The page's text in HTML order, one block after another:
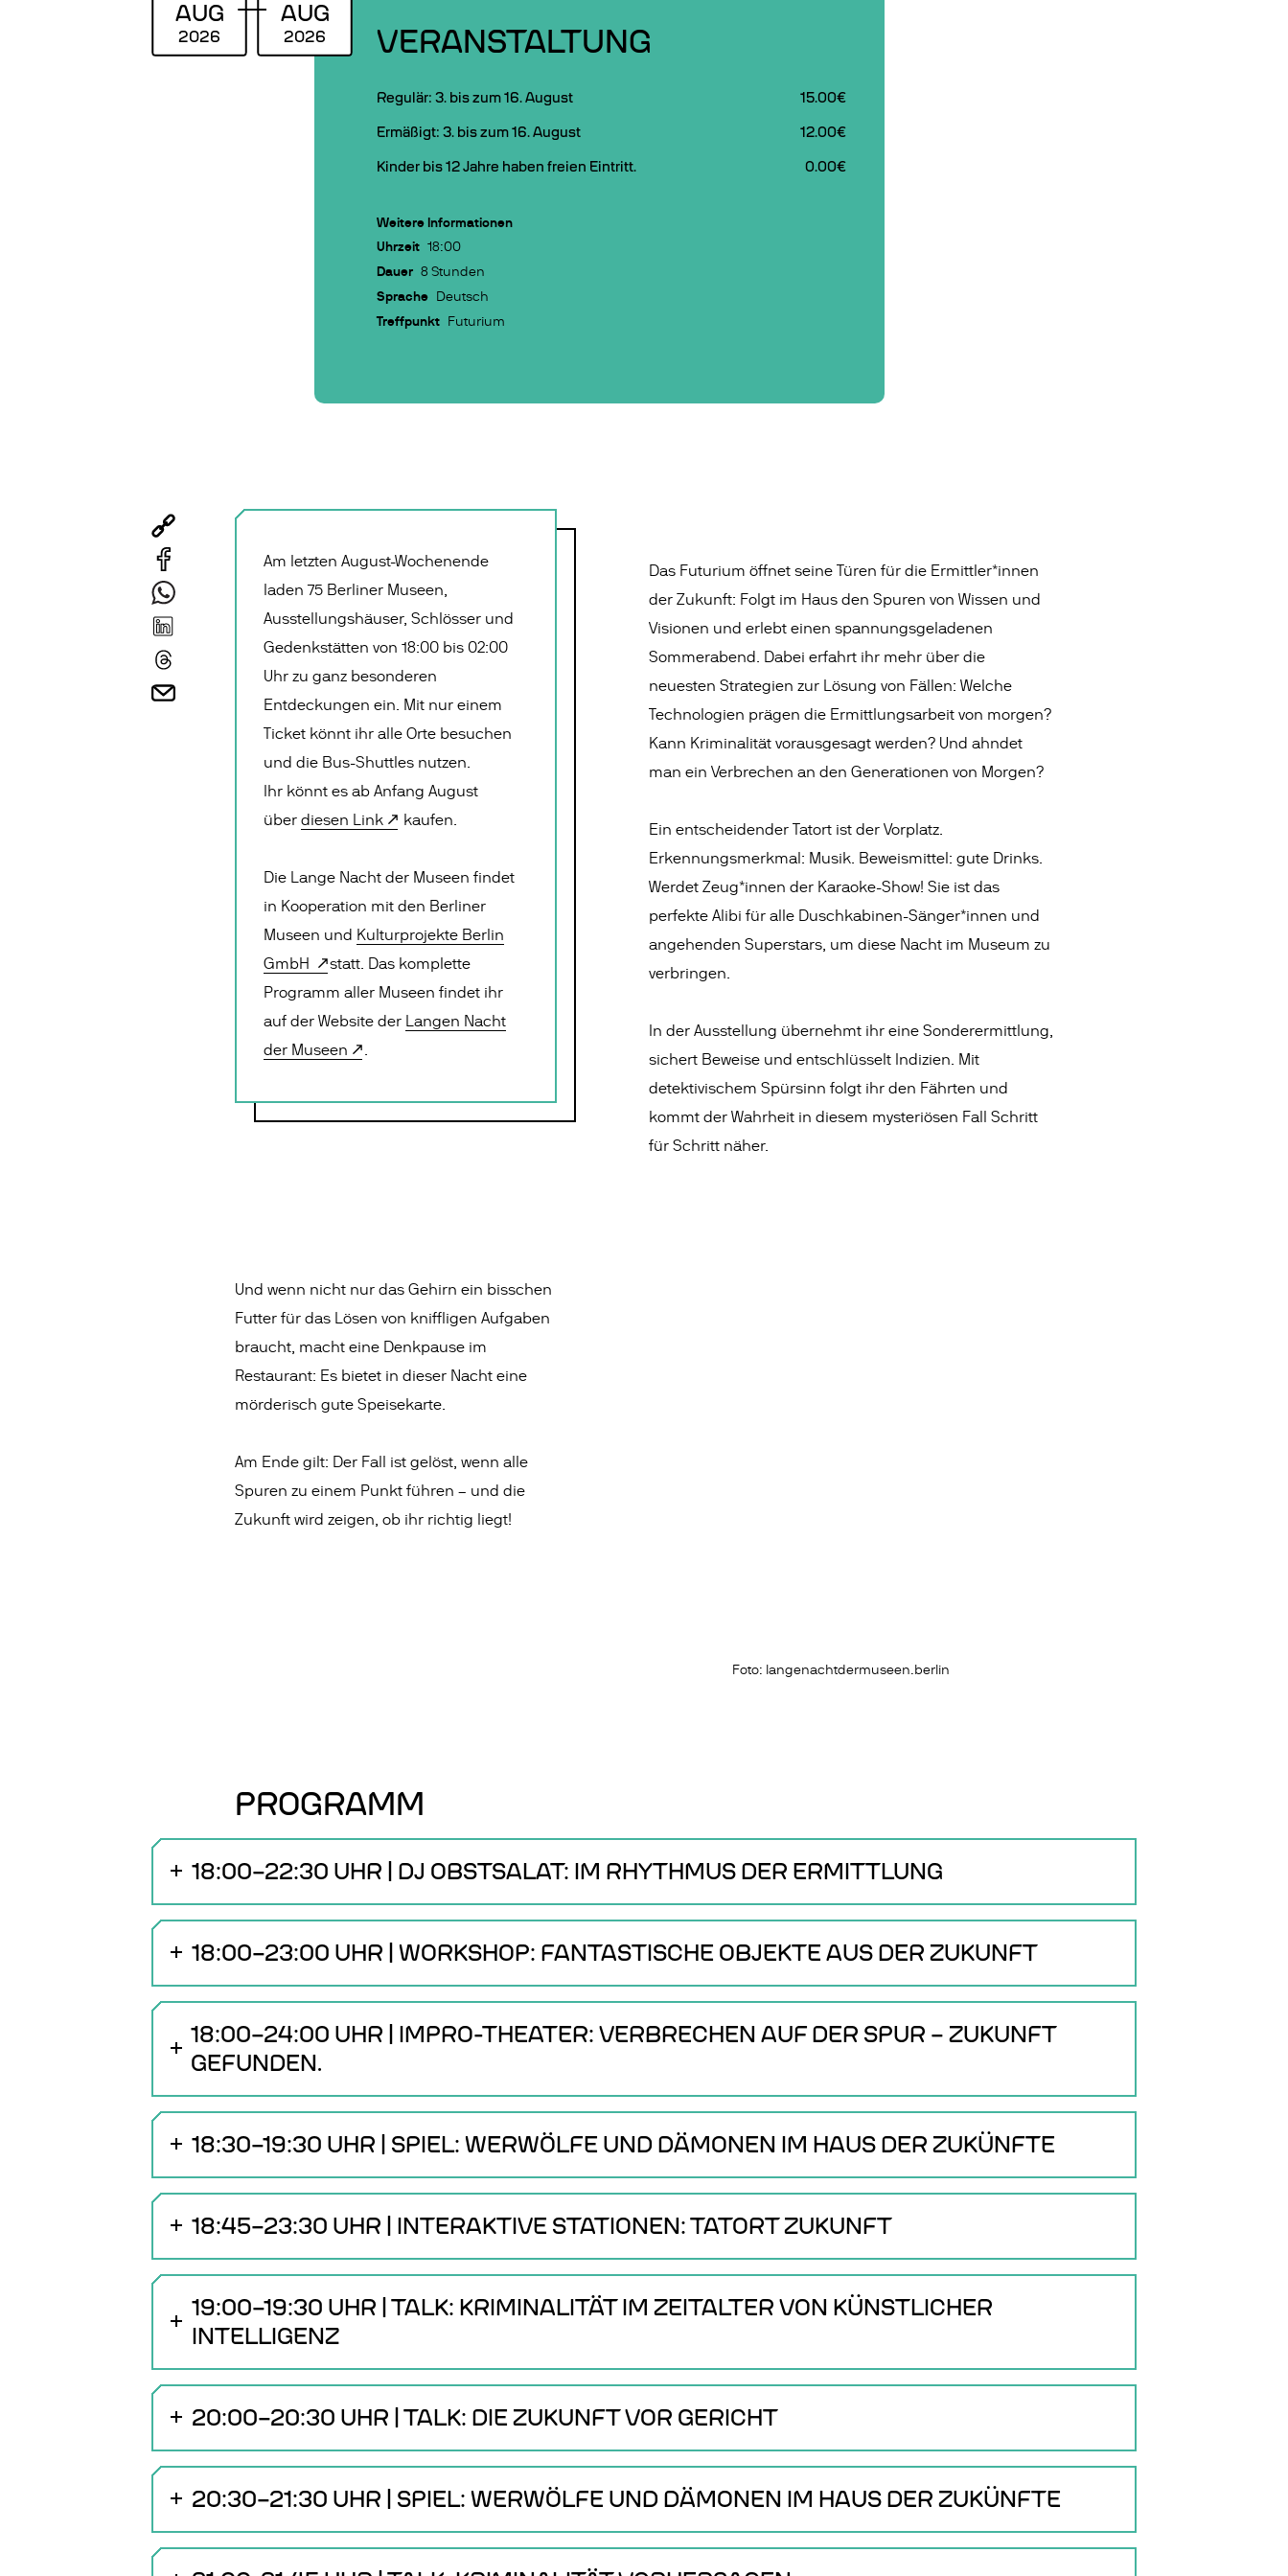
AUG
2026
AUG
2026 VERANSTALTUNG
Regulär: 3. bis zum 16. August 15.00€
Ermäßigt: 3. bis zum 16. August 12.00€
Kinder bis 12 Jahre haben freien Eintritt. 0.00€
Weitere Informationen
Uhrzeit 18:00
Dauer 8 Stunden
Sprache Deutsch
Treffpunkt Futurium
Am letzten August-Wochenende
laden 75 Berliner Museen,
Ausstellungshäuser, Schlösser und
Gedenkstätten von 18:00 bis 02:00
Uhr zu ganz besonderen
Entdeckungen ein. Mit nur einem
Ticket könnt ihr alle Orte besuchen
und die Bus-Shuttles nutzen.
Ihr könnt es ab Anfang August
über diesen Link kaufen.
Die Lange Nacht der Museen findet
in Kooperation mit den Berliner
Museen und Kulturprojekte Berlin
GmbH
statt. Das komplette
Programm aller Museen findet ihr
auf der Website der Langen Nacht
der Museen
.
Das Futurium öffnet seine Türen für die Ermittler*innen
der Zukunft: Folgt im Haus den Spuren von Wissen und
Visionen und erlebt einen spannungsgeladenen
Sommerabend. Dabei erfahrt ihr mehr über die
neuesten Strategien zur Lösung von Fällen: Welche
Technologien prägen die Ermittlungsarbeit von morgen?
Kann Kriminalität vorausgesagt werden? Und ahndet
man ein Verbrechen an den Generationen von Morgen?
Ein entscheidender Tatort ist der Vorplatz.
Erkennungsmerkmal: Musik. Beweismittel: gute Drinks.
Werdet Zeug*innen der Karaoke-Show! Sie ist das
perfekte Alibi für alle Duschkabinen-Sänger*innen und
angehenden Superstars, um diese Nacht im Museum zu
verbringen.
In der Ausstellung übernehmt ihr eine Sonderermittlung,
sichert Beweise und entschlüsselt Indizien. Mit
detektivischem Spürsinn folgt ihr den Fährten und
kommt der Wahrheit in diesem mysteriösen Fall Schritt
für Schritt näher.
Und wenn nicht nur das Gehirn ein bisschen
Futter für das Lösen von kniffligen Aufgaben
braucht, macht eine Denkpause im
Restaurant: Es bietet in dieser Nacht eine
mörderisch gute Speisekarte.
Am Ende gilt: Der Fall ist gelöst, wenn alle
Spuren zu einem Punkt führen – und die
Zukunft wird zeigen, ob ihr richtig liegt!
Foto: langenachtdermuseen.berlin
PROGRAMM
18:00–22:30 UHR | DJ OBSTSALAT: IM RHYTHMUS DER ERMITTLUNG
18:00–23:00 UHR | WORKSHOP: FANTASTISCHE OBJEKTE AUS DER ZUKUNFT
18:00–24:00 UHR | IMPRO-THEATER: VERBRECHEN AUF DER SPUR – ZUKUNFT
GEFUNDEN.
18:30–19:30 UHR | SPIEL: WERWÖLFE UND DÄMONEN IM HAUS DER ZUKÜNFTE
18:45–23:30 UHR | INTERAKTIVE STATIONEN: TATORT ZUKUNFT
19:00–19:30 UHR | TALK: KRIMINALITÄT IM ZEITALTER VON KÜNSTLICHER
INTELLIGENZ
20:00–20:30 UHR | TALK: DIE ZUKUNFT VOR GERICHT
20:30–21:30 UHR | SPIEL: WERWÖLFE UND DÄMONEN IM HAUS DER ZUKÜNFTE